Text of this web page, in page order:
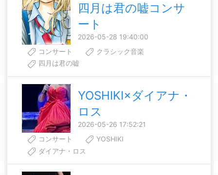
四月は君の嘘コンサ
ート
2026-05-28 19:40:00
コンサート
クラシック音楽
四月は君の嘘
YOSHIKI×ダイアナ・
ロス
2026-05-26 17:52:21
コンサート
YOSHIKI
ダイアナ・ロス